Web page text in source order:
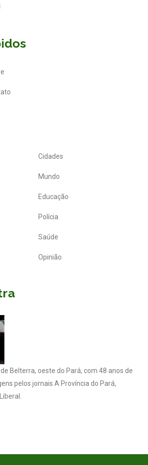
Cidades
Mundo
Educação
Polícia
Saúde
Opinião
Belterra, oeste do Pará, com 48 anos de
pelos jornais A Província do Pará,